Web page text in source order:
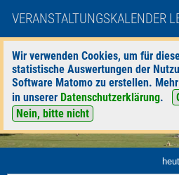
VERANSTALTUNGSKALENDER
Wir verwenden Cookies, um für
statistische Auswertungen der
Software Matomo zu erstellen.
in unserer Datenschutzerklärung.
Nein, bitte nicht